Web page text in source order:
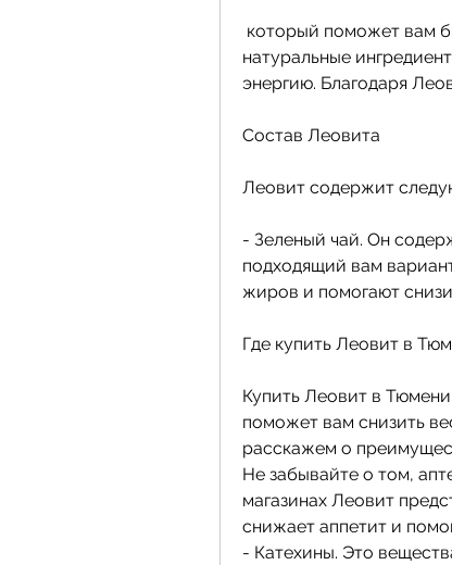
натуральные
энергию. Благодаря
Состав Леовита
Леовит содержит
- Зеленый чай. Он
подходящий вам
жиров и помогают
Где купить Леовит в
Купить Леовит в
поможет вам снизить
расскажем о
Не забывайте о том,
магазинах Леовит
снижает аппетит и
- Катехины. Это